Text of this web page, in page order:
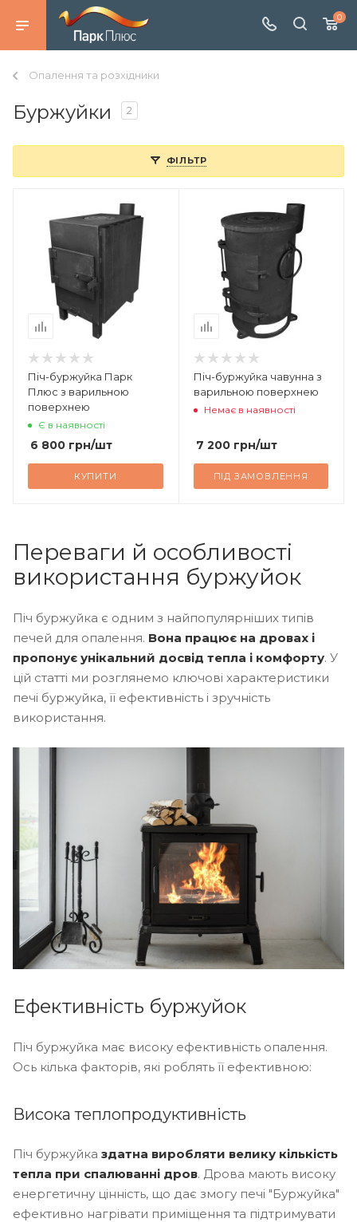
0
Опалення та розхідники
Буржуйки 2
ФІЛЬТР
Піч-буржуйка Парк
Плюс з варильною
поверхнею
Є в наявності
6 800 грн/шт
КУПИТИ
Піч-буржуйка чавунна з
варильною поверхнею
Немає в наявності
7 200грн/шт
ПІД ЗАМОВЛЕННЯ
Переваги й особливості
використання буржуйок
Піч буржуйка є одним з найпопулярніших типів
печей для опалення. Вона працює на дровах і
пропонує унікальний досвід тепла і комфорту. У
цій статті ми розглянемо ключові характеристики
печі буржуйка, її ефективність і зручність
використання.
Ефективність буржуйок
Піч буржуйка має високу ефективність опалення.
Ось кілька факторів, які роблять її ефективною:
Висока теплопродуктивність
Піч буржуйка здатна виробляти велику кількість
тепла при спалюванні дров. Дрова мають високу
енергетичну цінність, що дає змогу печі "Буржуйка"
ефективно нагрівати приміщення та підтримувати